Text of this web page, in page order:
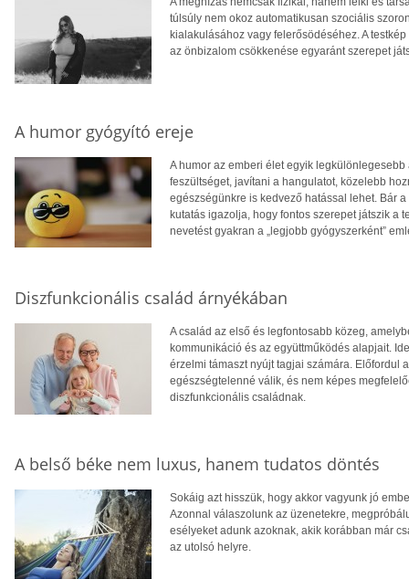
túlsúly nem okoz automatikusan szociális
kialakulásához vagy felerősödéséhez. A
az önbizalom csökkenése egyaránt szerepet
A humor gyógyító ereje
A humor az emberi élet egyik
feszültséget, javítani a hangulatot, közelebb
egészségünkre is kedvező hatással lehet. Bár
kutatás igazolja, hogy fontos szerepet játszik a
nevetést gyakran a „legjobb gyógyszerként”
Diszfunkcionális család árnyékában
A család az első és legfontosabb közeg,
kommunikáció és az együttműködés alapjait.
érzelmi támaszt nyújt tagjai számára. Előfordul
egészségtelenné válik, és nem képes
diszfunkcionális családnak.
A belső béke nem luxus, hanem tudatos döntés
Sokáig azt hisszük, hogy akkor vagyunk jó
Azonnal válaszolunk az üzenetekre,
esélyeket adunk azoknak, akik korábban már
az utolsó helyre.